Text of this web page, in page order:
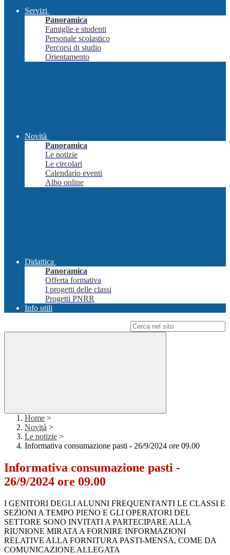
Servizi
Panoramica
Famiglie e studenti
Personale scolastico
Percorsi di studio
Orientamento
Novità
Panoramica
Le notizie
Le circolari
Calendario eventi
Albo online
Didattica
Panoramica
Offerta formativa
I progetti delle classi
Progetti PNRR
Info utili
Home >
Novità >
Le notizie >
Informativa consumazione pasti - 26/9/2024 ore 09.00
Informativa consumazione pasti -
26/9/2024 ore 09.00
I GENITORI DEGLI ALUNNI FREQUENTANTI LE CLASSI E
SEZIONI A TEMPO PIENO E GLI OPERATORI DEL
SETTORE SONO INVITATI A PARTECIPARE ALLA
RIUNIONE MIRATA A FORNIRE INFORMAZIONI
RELATIVE ALLA FORNITURA PASTI-MENSA, COME DA
COMUNICAZIONE ALLEGATA